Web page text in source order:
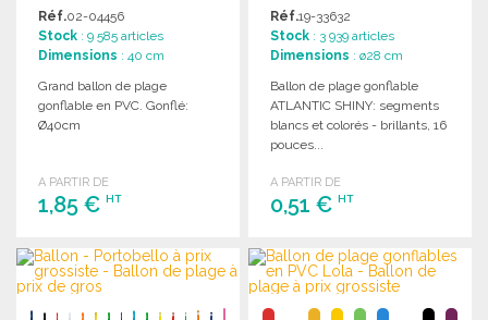
Réf.02-04456
Stock : 9 585 articles
Dimensions : 40 cm
Grand ballon de plage
gonflable en PVC. Gonflé:
Ø40cm
A PARTIR DE
1,85 € HT
COMMANDER
Demander un devis
Réf.19-33632
Stock : 3 939 articles
Dimensions : ø28 cm
Ballon de plage gonflable
ATLANTIC SHINY: segments
blancs et colorés - brillants, 16
pouces...
A PARTIR DE
0,51 €HT
COMMANDER
Demander un devis